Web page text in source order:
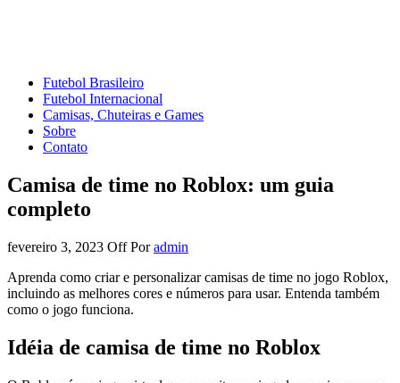
Futebol Brasileiro
Futebol Internacional
Camisas, Chuteiras e Games
Sobre
Contato
Camisa de time no Roblox: um guia
completo
fevereiro 3, 2023 OffPor admin
Aprenda como criar e personalizar camisas de time no jogo Roblox,
incluindo as melhores cores e números para usar. Entenda também
como o jogo funciona.
Idéia de camisa de time no Roblox